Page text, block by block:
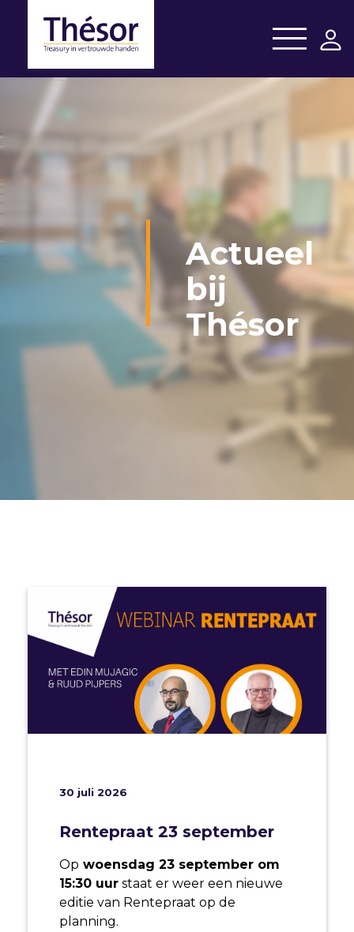
Actueel
bij
Thésor
30 juli 2026
Rentepraat 23 september
Op woensdag 23 september om
15:30 uur staat er weer een nieuwe
editie van Rentepraat op de
planning.